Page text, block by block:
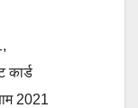
,
कार्ड
2021